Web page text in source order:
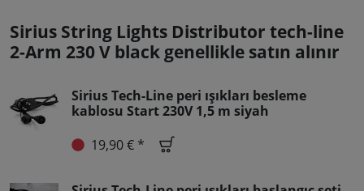
Sirius String Lights Distributor tech-line
2-Arm 230 V black genellikle satın alınır
Sirius Tech-Line peri ışıkları besleme
kablosu Start 230V 1,5 m siyah
19,90 € *